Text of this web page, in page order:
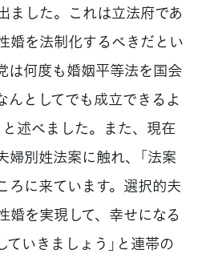
ました。これは立法府であ
婚を法制化するべきだとい
は何度も婚姻平等法を国会
んとしてでも成立できるよ
と述べました。また、現在
別姓法案に触れ、「法案
ろに来ています。選択的夫
婚を実現して、幸せになる
いきましょう」と連帯の